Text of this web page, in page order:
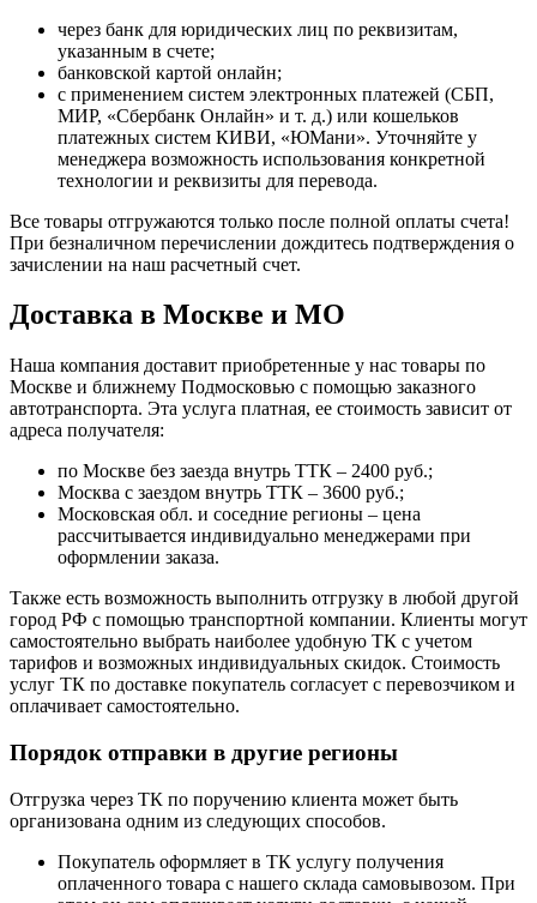
через банк для юридических лиц по реквизитам,
указанным в счете;
банковской картой онлайн;
с применением систем электронных платежей (СБП,
МИР, «Сбербанк Онлайн» и т. д.) или кошельков
платежных систем КИВИ, «ЮМани». Уточняйте у
менеджера возможность использования конкретной
технологии и реквизиты для перевода.
Все товары отгружаются только после полной оплаты счета!
При безналичном перечислении дождитесь подтверждения о
зачислении на наш расчетный счет.
Доставка в Москве и МО
Наша компания доставит приобретенные у нас товары по
Москве и ближнему Подмосковью с помощью заказного
автотранспорта. Эта услуга платная, ее стоимость зависит от
адреса получателя:
по Москве без заезда внутрь ТТК – 2400 руб.;
Москва с заездом внутрь ТТК – 3600 руб.;
Московская обл. и соседние регионы – цена
рассчитывается индивидуально менеджерами при
оформлении заказа.
Также есть возможность выполнить отгрузку в любой другой
город РФ с помощью транспортной компании. Клиенты могут
самостоятельно выбрать наиболее удобную ТК с учетом
тарифов и возможных индивидуальных скидок. Стоимость
услуг ТК по доставке покупатель согласует с перевозчиком и
оплачивает самостоятельно.
Порядок отправки в другие регионы
Отгрузка через ТК по поручению клиента может быть
организована одним из следующих способов.
Покупатель оформляет в ТК услугу получения
оплаченного товара с нашего склада самовывозом. При